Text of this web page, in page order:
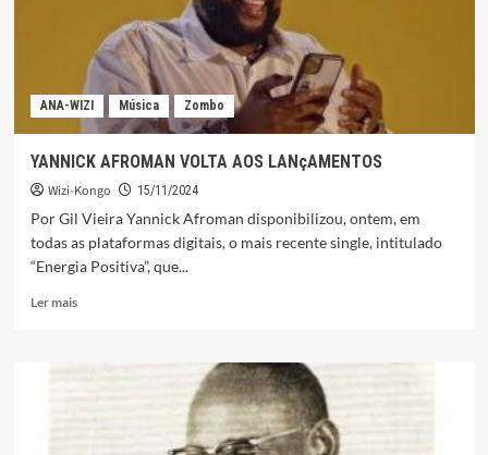
GOLA?
ANA-WIZI Música Zombo
YANNICK AFROMAN VOLTA AOS LANçAMENTOS
Wizi-Kongo 15/11/2024
Por Gil Vieira Yannick Afroman disponibilizou, ontem, em
todas as plataformas digitais, o mais recente single, intitulado
“Energia Positiva”, que...
Ler maisLeia